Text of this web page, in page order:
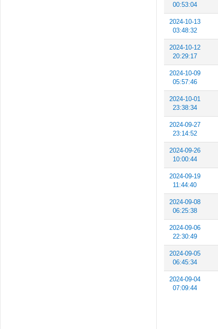
00:53:04
2024-10-13
03:48:32
2024-10-12
20:29:17
2024-10-09
05:57:46
2024-10-01
23:38:34
2024-09-27
23:14:52
2024-09-26
10:00:44
2024-09-19
11:44:40
2024-09-08
06:25:38
2024-09-06
22:30:49
2024-09-05
06:45:34
2024-09-04
07:09:44